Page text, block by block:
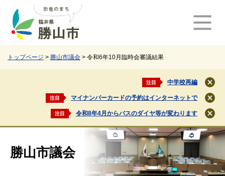
トップページ > 勝山市議会 > 令和6年10月臨時会審議結果
注目 中学校再編
閉
じ
る
注目 マイナンバーカードの予約はインターネットで
閉
じ
る
注目 令和8年4月からバスのダイヤ等が変わります
閉
じ
る
勝山市議会